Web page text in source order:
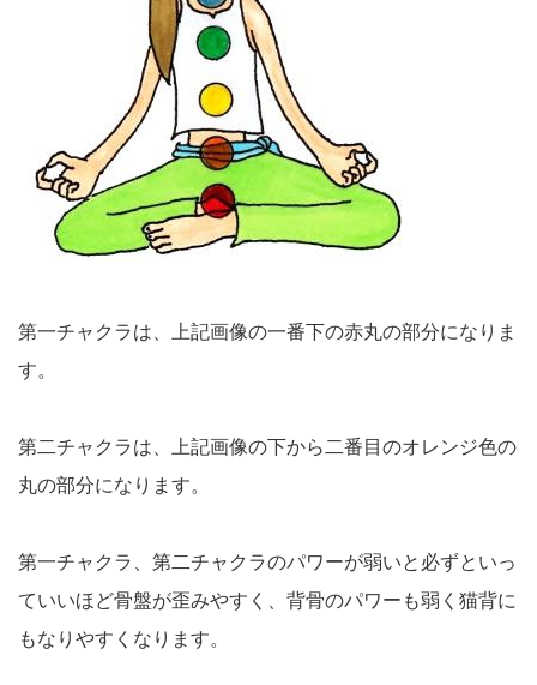
第一チャクラは、上記画像の一番下の赤丸の部分になりま
す。
第二チャクラは、上記画像の下から二番目のオレンジ色の
丸の部分になります。
第一チャクラ、第二チャクラのパワーが弱いと必ずといっ
ていいほど骨盤が歪みやすく、背骨のパワーも弱く猫背に
もなりやすくなります。